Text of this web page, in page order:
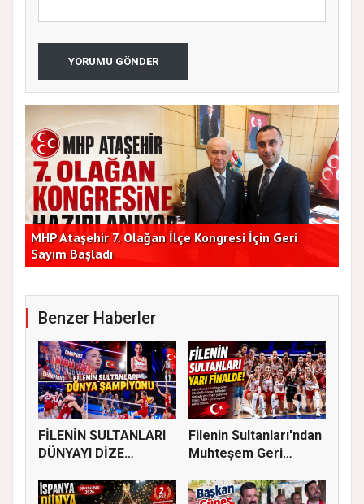
YORUMU GÖNDER
Başkan Vekilleri Kent Lokantası'nda Vatandaşlarla
Bir Araya Geldi
Benzer Haberler
FİLENİN SULTANLARI
DÜNYAYI DİZE
Filenin Sultanları'ndan
Muhteşem Geri